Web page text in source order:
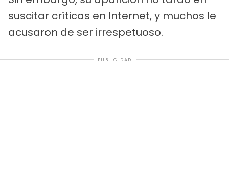
suscitar críticas en Internet, y muchos le
acusaron de ser irrespetuoso.
PUBLICIDAD